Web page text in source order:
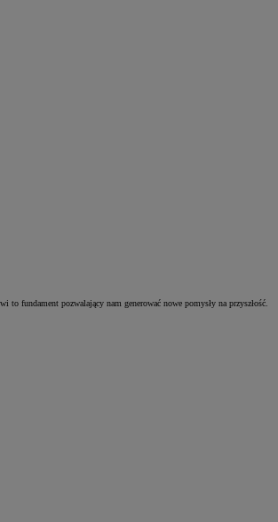
fundament pozwalający nam generować nowe pomysły na przyszłość.